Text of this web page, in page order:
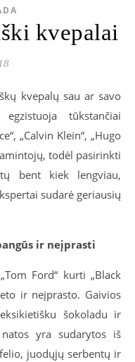
kvepalai
kvepalų sau ar savo
tūkstančiai
„Calvin Klein“, „Hugo
todėl pasirinkti
bent kiek lengviau,
sudarė geriausių
ir neįprasti
Ford“ kurti „Black
ir neįprasto. Gaivios
šokoladu ir
yra sudarytos iš
juodųjų serbentų ir